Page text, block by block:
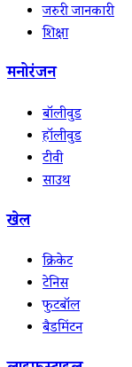
जरुरी जानकारी
शिक्षा
मनोरंजन
बॉलीवुड
हॉलीवुड
टीवी
साउथ
खेल
क्रिकेट
टेनिस
फुटबॉल
बैडमिंटन